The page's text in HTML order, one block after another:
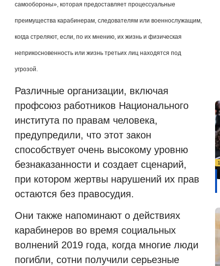
самообороны», которая предоставляет процессуальные
преимущества карабинерам, следователям или военнослужащим,
когда стреляют, если, по их мнению, их жизнь и физическая
неприкосновенность или жизнь третьих лиц находятся под
угрозой.
Различные организации, включая
профсоюз работников Национального
института по правам человека,
предупредили, что этот закон
способствует очень высокому уровню
безнаказанности и создает сценарий,
при котором жертвы нарушений их прав
остаются без правосудия.
Они также напоминают о действиях
карабинеров во время социальных
волнений 2019 года, когда многие люди
погибли, сотни получили серьезные